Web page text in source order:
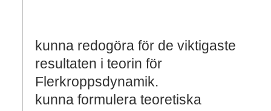
kunna redogöra för de viktigaste
resultaten i teorin för
Flerkroppsdynamik.
kunna formulera teoretiska